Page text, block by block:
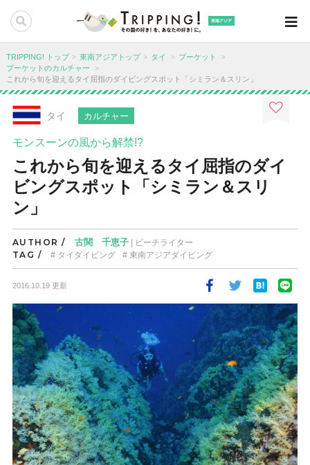
東南アジア
TRIPPING! トップ 東南アジアトップ タイ
プーケット
プーケットのカルチャー
これから旬を迎えるタイ屈指のダイビングスポット「シミラン＆スリン」
タイ カルチャー
モンスーンの風から解禁!?
これから旬を迎えるタイ屈指のダイ
ビングスポット「シミラン＆スリ
ン」
AUTHOR / 古関 千恵子| ビーチライター
TAG / タイダイビング 東南アジアダイビング
2016.10.19 更新